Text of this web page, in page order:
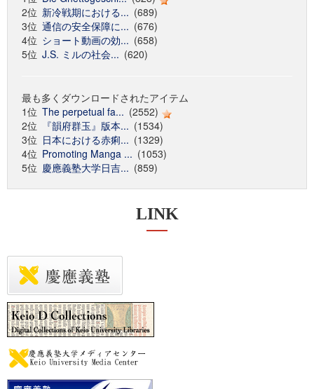
2位 新冷戦期における... (689)
3位 通信の安全保障に... (676)
4位 ショート動画の効... (658)
5位 J.S. ミルの社会... (620)
最も多くダウンロードされたアイテム
1位 The perpetual fa... (2552)
2位
『韻府群玉』版本... (1534)
3位 日本における赤痢... (1329)
4位 Promoting Manga ... (1053)
5位 慶應義塾大学日吉... (859)
LINK